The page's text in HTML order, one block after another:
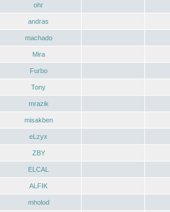
ohr
andras
machado
Mira
Furbo
Tony
mrazik
misakben
eLzyx
ZBY
ELCAL
ALFIK
mholod